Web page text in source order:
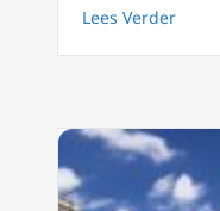
Lees Verder